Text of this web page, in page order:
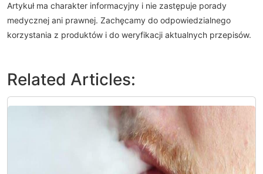
Artykuł ma charakter informacyjny i nie zastępuje porady
medycznej ani prawnej. Zachęcamy do odpowiedzialnego
korzystania z produktów i do weryfikacji aktualnych przepisów.
Related Articles: